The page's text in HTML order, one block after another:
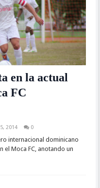
en la actual
FC
2014 0
internacional dominicano
el Moca FC, anotando un